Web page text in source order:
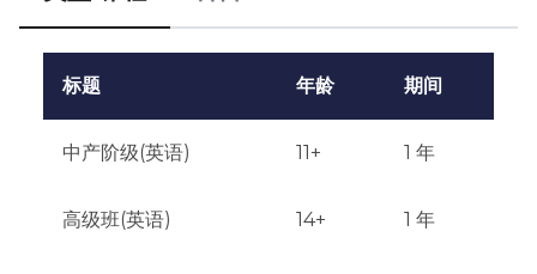
对于某些项目，会进行额外的面试，与学院代表进行，可以
是面对面或在线形式。
资格或经验：
参加学术奥赛、体育和文化活动的经验将是一个优势。
所有文件提交完成后，录取结果将在4-6周内通知。通知将
标题 年龄 期间
中产阶级(英语) 11+ 1 年
高级班(英语) 14+ 1 年